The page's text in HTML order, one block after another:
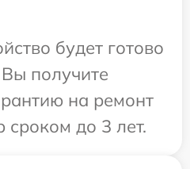
будет готово
получите
на ремонт
сроком до 3 лет.